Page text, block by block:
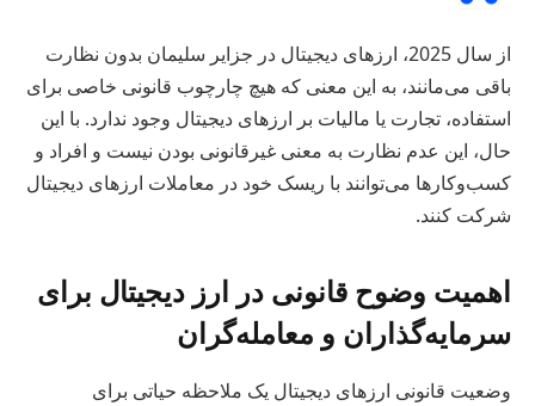
از سال 2025، ارزهای دیجیتال در جزایر سلیمان بدون نظارت
باقی می‌مانند، به این معنی که هیچ چارچوب قانونی خاصی برای
استفاده، تجارت یا مالیات بر ارزهای دیجیتال وجود ندارد. با این
حال، این عدم نظارت به معنی غیرقانونی بودن نیست و افراد و
کسب‌وکارها می‌توانند با ریسک خود در معاملات ارزهای دیجیتال
شرکت کنند.
اهمیت وضوح قانونی در ارز دیجیتال برای
سرمایه‌گذاران و معامله‌گران
وضعیت قانونی ارزهای دیجیتال یک ملاحظه حیاتی برای